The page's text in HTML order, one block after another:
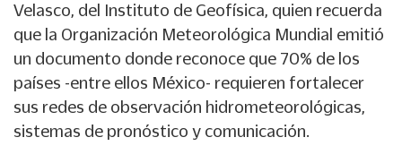
Velasco, del Instituto de Geofísica, quien recuerda
que la Organización Meteorológica Mundial emitió
un documento donde reconoce que 70% de los
países -entre ellos México- requieren fortalecer
sus redes de observación hidrometeorológicas,
sistemas de pronóstico y comunicación.